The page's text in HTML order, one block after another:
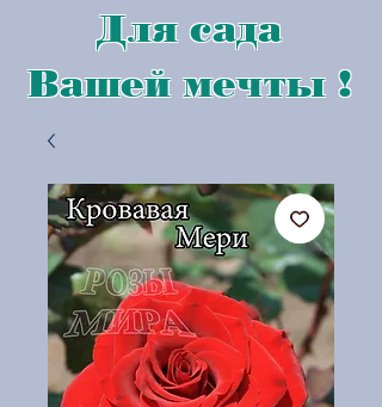
Для сада
Вашей мечты !